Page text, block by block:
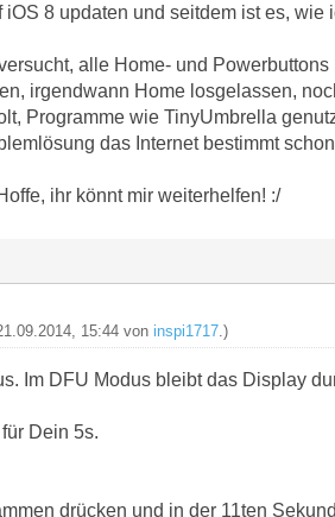
8 updaten und seitdem ist es,
alle Home- und
irgendwann Home losgelassen,
Programme wie TinyUmbrella
das Internet bestimmt
ihr könnt mir weiterhelfen! :/
15:44 von inspi1717.)
Im DFU Modus bleibt das Display
Dein 5s.
drücken und in der 11ten